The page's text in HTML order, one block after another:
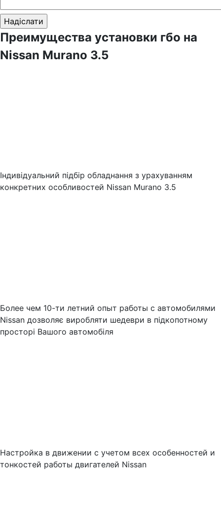
Преимущества установки гбо на
Nissan Murano 3.5
Індивідуальний підбір обладнання з урахуванням
конкретних особливостей Nissan Murano 3.5
Более чем 10-ти летний опыт работы с автомобилями
Nissan дозволяє виробляти шедеври в підкопотному
просторі Вашого автомобіля
Настройка в движении с учетом всех особенностей и
тонкостей работы двигателей Nissan